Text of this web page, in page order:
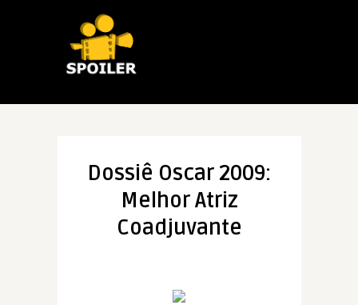
Dossiê Oscar 2009:
Melhor Atriz
Coadjuvante